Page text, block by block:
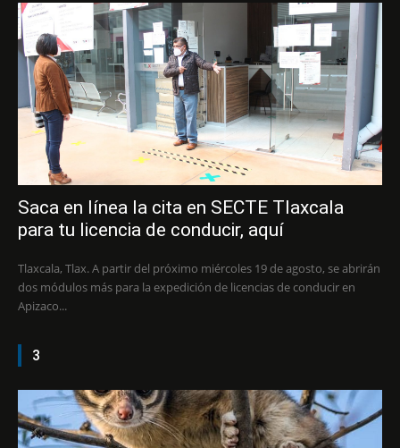
Saca en línea la cita en SECTE Tlaxcala
para tu licencia de conducir, aquí
Tlaxcala, Tlax. A partir del próximo miércoles 19 de agosto, se abrirán
dos módulos más para la expedición de licencias de conducir en
Apizaco...
3